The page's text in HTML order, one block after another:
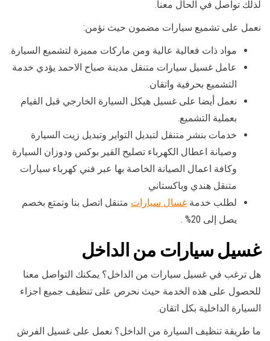
لذلك تواصل في الحال معنا.
نعمل على تشميع سيارات مضمون حيث نؤمن:
مواد ذات فعالية عالية ومن ماركات مميزة لتشميع السيارة.
عامل غسيل سيارات متنقل مدينة صباح الاحمد يؤدي خدمة
التشميع بحرفية واتقان.
نعمل أيضا على غسيل هيكل السيارة الخارجي قبل القيام
بعملية التشميع.
خدمات بنشر متنقل لتبديل التواير وتبديل زيت السيارة
وصيانة اعطال الكهرباء تصليح القير بوكس ودوزان السيارة
وكافة اعمال الصيانة الخاصة بها عبر فني كهرباء سيارات
متنقل هندي وباكستاني
لطلب خدمة غسال سيارات متنقل اتصل بنا وتمتع بخصم
يصل إلى 20% .
غسيل سيارات من الداخل
هل ترغب في غسيل سيارات من الداخل؟ يمكنك التواصل معنا
للحصول على هذه الخدمة حيث نحرص على تنظيف جميع اجزاء
السيارة الداخلية بكل اتقان.
ما طريقة تنظيف السيارة من الداخل؟ نعمل على غسيل الفرش